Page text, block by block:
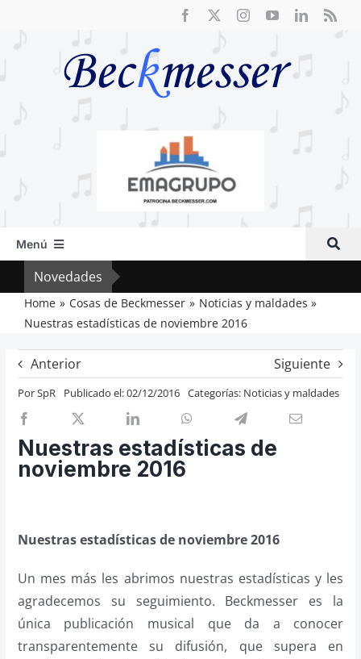
Menú
Inicio
Actual
Artículos
Crítica
Previos de ópera
Cosas de Beckmesser
Novedades
Home Cosas de Beckmesser
Noticias y maldades
Nuestras estadísticas de noviembre 2016
Anterior Siguiente
PorSpR Publicado el: 02/12/2016 Categorías: Noticias y maldades
Nuestras estadísticas de
noviembre 2016
Nuestras estadísticas de noviembre 2016
Un mes más les abrimos nuestras estadísticas y les
agradecemos su seguimiento. Beckmesser es la
única publicación musical que da a conocer
transparentemente su difusión, que supera en